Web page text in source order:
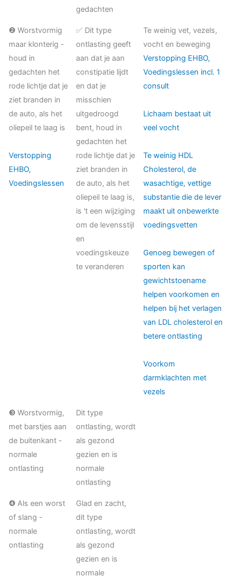
gedachten
❷ Worstvormig
maar klonterig -
houd in
gedachten het
rode lichtje dat je
ziet branden in
de auto, als het
oliepeil te laag is
Verstopping
EHBO,
Voedingslessen
✅ Dit type
ontlasting geeft
aan dat je aan
constipatie lijdt
en dat je
misschien
uitgedroogd
bent, houd in
gedachten het
rode lichtje dat je
ziet branden in
de auto, als het
oliepeil te laag is,
is 't een wijziging
om de levensstijl
en
voedingskeuze
te veranderen
Te weinig vet, vezels,
vocht en beweging
Verstopping EHBO,
Voedingslessen incl. 1
consult
Lichaam bestaat uit
veel vocht
Te weinig HDL
Cholesterol, de
wasachtige, vettige
substantie die de lever
maakt uit onbewerkte
voedingsvetten
Genoeg bewegen of
sporten kan
gewichtstoename
helpen voorkomen en
helpen bij het verlagen
van LDL cholesterol en
betere ontlasting
Voorkom
darmklachten met
vezels
❸ Worstvormig,
met barstjes aan
de buitenkant -
normale
ontlasting
Dit type
ontlasting, wordt
als gezond
gezien en is
normale
ontlasting
❹ Als een worst
of slang -
normale
ontlasting
Glad en zacht,
dit type
ontlasting, wordt
als gezond
gezien en is
normale